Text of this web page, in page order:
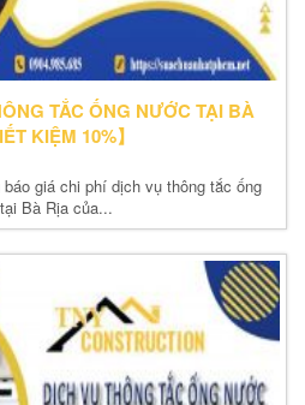
TẮC ỐNG NƯỚC TẠI BÀ
KIỆM 10%】
giá chi phí dịch vụ thông tắc ống
Bà Rịa của...